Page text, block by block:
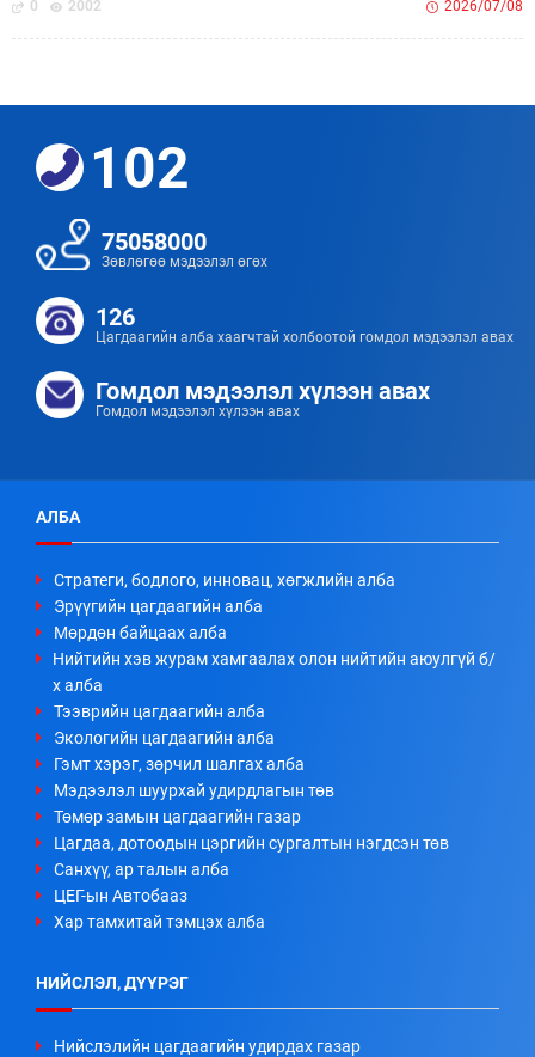
0 2002 2026/07/08
102
75058000
Зөвлөгөө мэдээлэл өгөх
126
Цагдаагийн алба хаагчтай холбоотой гомдол мэдээлэл авах
Гомдол мэдээлэл хүлээн авах
Гомдол мэдээлэл хүлээн авах
АЛБА
Стратеги, бодлого, инновац, хөгжлийн алба
Эрүүгийн цагдаагийн алба
Мөрдөн байцаах алба
Нийтийн хэв журам хамгаалах олон нийтийн аюулгүй б/
х алба
Тээврийн цагдаагийн алба
Экологийн цагдаагийн алба
Гэмт хэрэг, зөрчил шалгах алба
Мэдээлэл шуурхай удирдлагын төв
Төмөр замын цагдаагийн газар
Цагдаа, дотоодын цэргийн сургалтын нэгдсэн төв
Санхүү, ар талын алба
ЦЕГ-ын Автобааз
Хар тамхитай тэмцэх алба
НИЙСЛЭЛ, ДҮҮРЭГ
Нийслэлийн цагдаагийн удирдах газар